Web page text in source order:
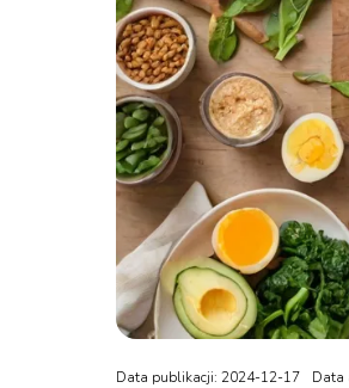
Data publikacji: 2024-12-17 Data